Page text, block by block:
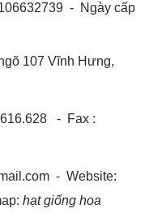
- Ngày cấp
107 Vĩnh Hưng,
- Fax :
- Website:
hạt giống hoa